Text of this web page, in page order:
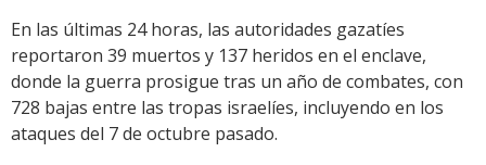
En las últimas 24 horas, las autoridades gazatíes
reportaron 39 muertos y 137 heridos en el enclave,
donde la guerra prosigue tras un año de combates, con
728 bajas entre las tropas israelíes, incluyendo en los
ataques del 7 de octubre pasado.